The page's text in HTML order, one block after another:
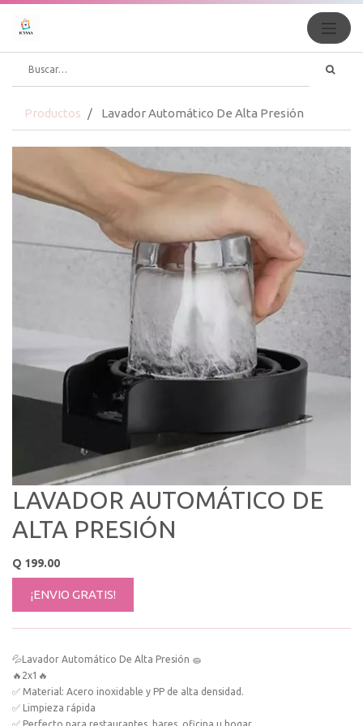
Productos Lavador Automático De Alta Presión
LAVADOR AUTOMÁTICO DE
ALTA PRESIÓN
Q 199.00
¡ENVIO GRATIS!
💦Lavador Automático De Alta Presión 🧽
🔥2x1🔥
✅ Material: Acero inoxidable y PP de alta densidad.
✅ Limpieza rápida
✅ Perfecto para restaurantes, bares, oficina u hogar.